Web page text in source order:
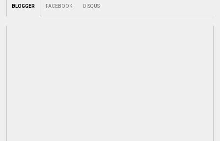
BLOGGER FACEBOOK DISQUS